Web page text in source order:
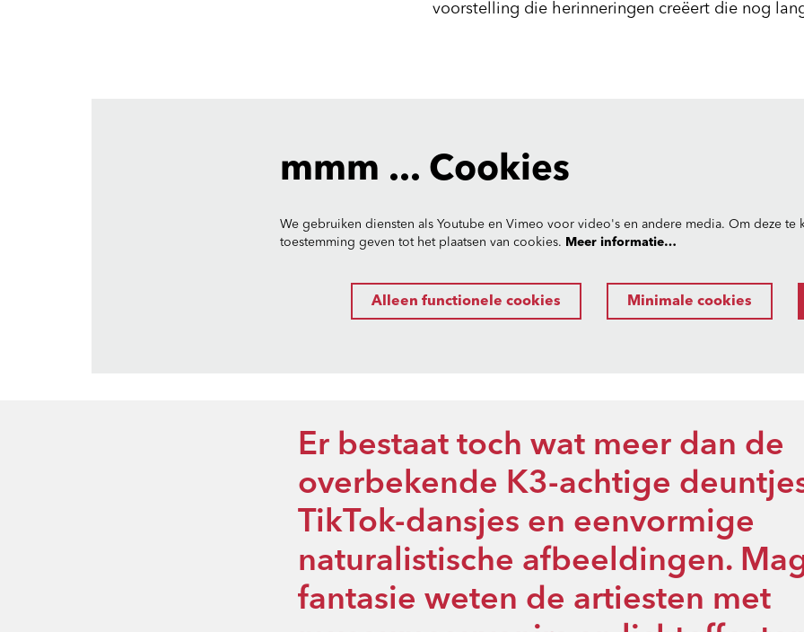
voorstelling die herinneringen creëert die nog
mmm ... Cookies
We gebruiken diensten als Youtube en Vimeo voor video's en andere media. Om deze te
toestemming geven tot het plaatsen van cookies. Meer informatie…
Alleen functionele cookies Minimale cookies
Er bestaat toch wat meer dan de
overbekende K3-achtige
TikTok-dansjes en eenvormige
naturalistische afbeeldingen.
fantasie weten de artiesten met